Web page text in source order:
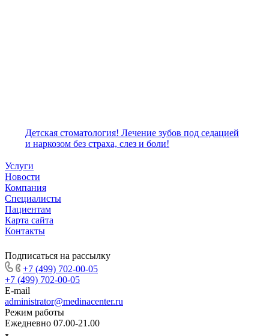
Детская стоматология! Лечение зубов под седацией
и наркозом без страха, слез и боли!
Услуги
Новости
Компания
Специалисты
Пациентам
Карта сайта
Контакты
Подписаться на рассылку
+7 (499) 702-00-05
+7 (499) 702-00-05
E-mail
administrator@medinacenter.ru
Режим работы
Ежедневно 07.00-21.00